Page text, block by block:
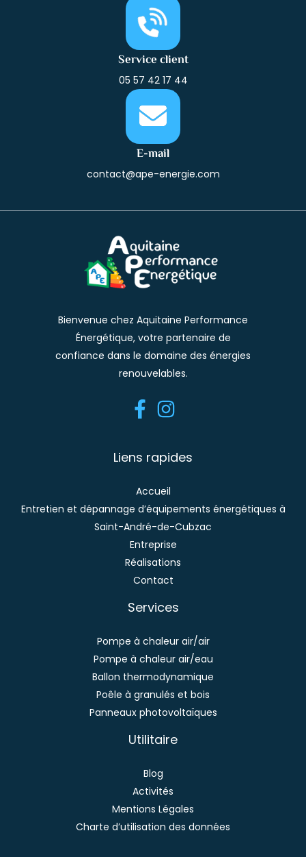
Service client
05 57 42 17 44
E-mail
contact@ape-energie.com
Bienvenue chez Aquitaine Performance
Énergétique, votre partenaire de
confiance dans le domaine des énergies
renouvelables.
Liens rapides
Accueil
Entretien et dépannage d’équipements énergétiques à
Saint-André-de-Cubzac
Entreprise
Réalisations
Contact
Services
Pompe à chaleur air/air
Pompe à chaleur air/eau
Ballon thermodynamique
Poêle à granulés et bois
Panneaux photovoltaïques
Utilitaire
Blog
Activités
Mentions Légales
Charte d’utilisation des données